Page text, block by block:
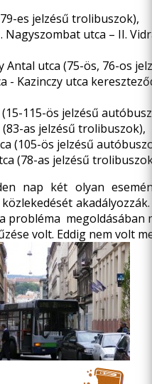
es jelzésű trolibuszok),
Nagyszombat utca – II.
Antal utca (75-ös, 76-os
- Kazinczy utca
115-ös jelzésű
as jelzésű trolibuszok),
(105-ös jelzésű
(78-as jelzésű
nap két olyan
probléma megoldásában
volt. Eddig nem volt